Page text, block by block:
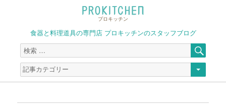
プロキッチン
食器と料理道具の専門店 プロキッチンのスタッフブログ
検
索
対
象:
索